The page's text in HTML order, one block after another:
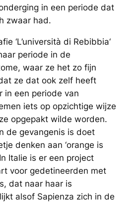
in een periode dat
zwaar had.
‘L’università di Rebibbia‘
periode in de
waar ze het zo fijn
ze dat ook zelf heeft
in een periode van
iets op opzichtige wijze
opgepakt wilde worden.
de gevangenis is doet
denken aan ‘orange is
Italie is er een project
voor gedetineerden met
dat naar haar is
alsof Sapienza zich in de